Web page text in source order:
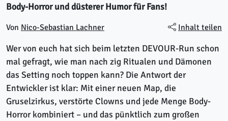
Body-Horror und düsterer Humor für Fans!
Inhalt teilen
Von Nico-Sebastian Lachner
Wer von euch hat sich beim letzten DEVOUR-Run schon
mal gefragt, wie man nach zig Ritualen und Dämonen
das Setting noch toppen kann? Die Antwort der
Entwickler ist klar: Mit einer neuen Map, die
Gruselzirkus, verstörte Clowns und jede Menge Body-
Horror kombiniert – und das pünktlich zum großen